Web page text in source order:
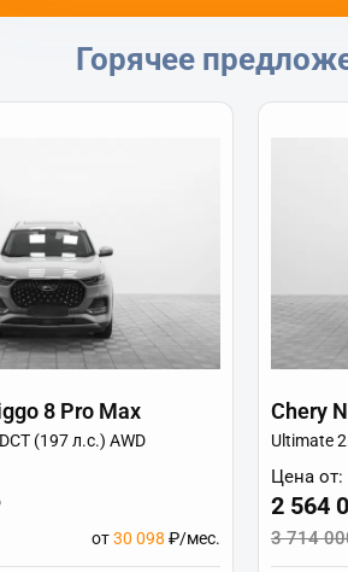
Горячее
8 Pro Max
(197 л.с.) AWD
от30 098 ₽/мес.
Chery
Ultimate
Цена от:
2 564
3 714